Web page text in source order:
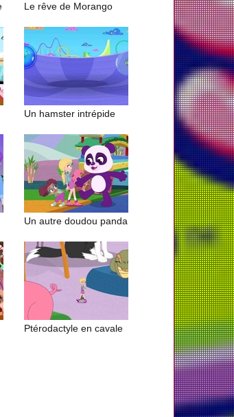
Le rêve de Morango
Un hamster intrépide
Un autre doudou panda
Ptérodactyle en cavale